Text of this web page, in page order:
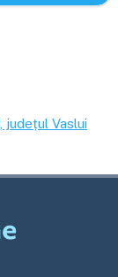
, județul Vaslui